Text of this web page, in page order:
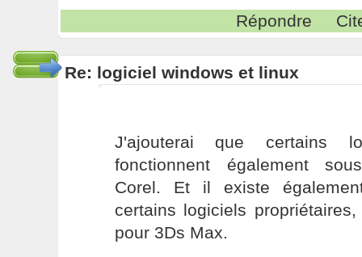
Répondre
Re: logiciel windows et linux
J'ajouterai que certains
fonctionnent également
Corel. Et il existe
certains logiciels
pour 3Ds Max.